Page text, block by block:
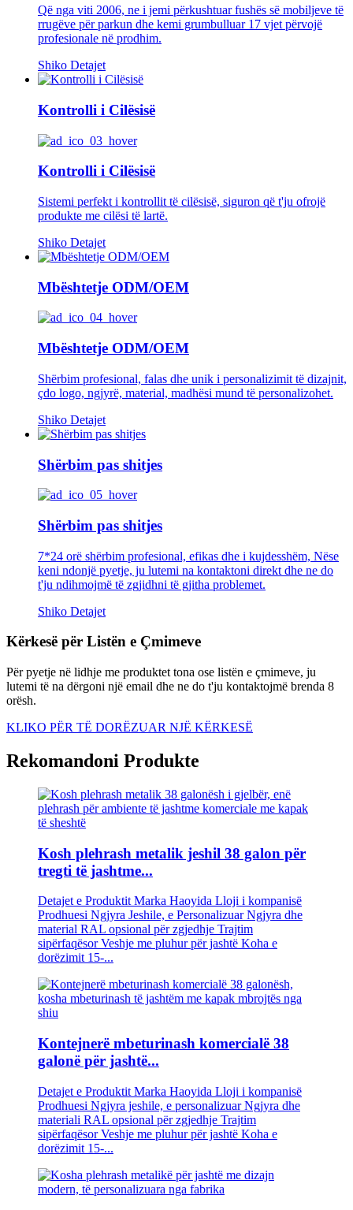
Që nga viti 2006, ne i jemi përkushtuar fushës së mobiljeve të
rrugëve për parkun dhe kemi grumbulluar 17 vjet përvojë
profesionale në prodhim.
Shiko Detajet
Kontrolli i Cilësisë
Kontrolli i Cilësisë
Sistemi perfekt i kontrollit të cilësisë, siguron që t'ju ofrojë
produkte me cilësi të lartë.
Shiko Detajet
Mbështetje ODM/OEM
Mbështetje ODM/OEM
Shërbim profesional, falas dhe unik i personalizimit të dizajnit,
çdo logo, ngjyrë, material, madhësi mund të personalizohet.
Shiko Detajet
Shërbim pas shitjes
Shërbim pas shitjes
7*24 orë shërbim profesional, efikas dhe i kujdesshëm, Nëse
keni ndonjë pyetje, ju lutemi na kontaktoni direkt dhe ne do
t'ju ndihmojmë të zgjidhni të gjitha problemet.
Shiko Detajet
Kërkesë për Listën e Çmimeve
Për pyetje në lidhje me produktet tona ose listën e çmimeve, ju
lutemi të na dërgoni një email dhe ne do t'ju kontaktojmë brenda 8
orësh.
KLIKO PËR TË DORËZUAR NJË KËRKESË
Rekomandoni Produkte
Kosh plehrash metalik jeshil 38 galon për
tregti të jashtme...
Detajet e Produktit Marka Haoyida Lloji i kompanisë
Prodhuesi Ngjyra Jeshile, e Personalizuar Ngjyra dhe
material RAL opsional për zgjedhje Trajtim
sipërfaqësor Veshje me pluhur për jashtë Koha e
dorëzimit 15-...
Kontejnerë mbeturinash komercialë 38
galonë për jashtë...
Detajet e Produktit Marka Haoyida Lloji i kompanisë
Prodhuesi Ngjyra jeshile, e personalizuar Ngjyra dhe
materiali RAL opsional për zgjedhje Trajtim
sipërfaqësor Veshje me pluhur për jashtë Koha e
dorëzimit 15-...